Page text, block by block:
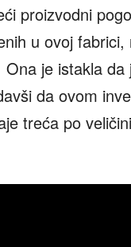
proizvodni
u ovoj fabrici,
je istakla da
da ovom
treća po